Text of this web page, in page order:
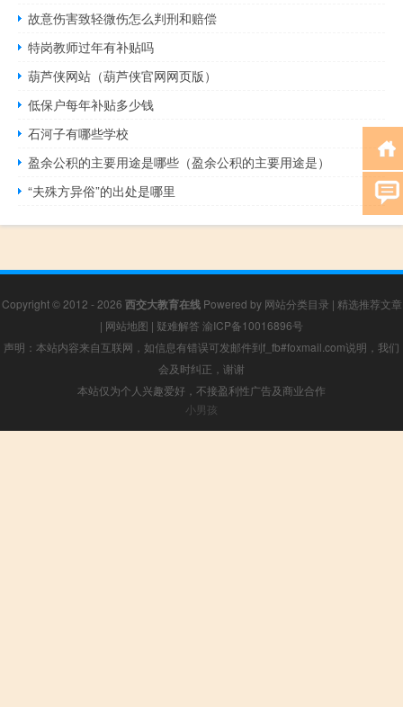
故意伤害致轻微伤怎么判刑和赔偿
特岗教师过年有补贴吗
葫芦侠网站（葫芦侠官网网页版）
低保户每年补贴多少钱
石河子有哪些学校
盈余公积的主要用途是哪些（盈余公积的主要用途是）
“夫殊方异俗”的出处是哪里
Copyright © 2012 - 2026 西交大教育在线Powered by 网站分类目录 | 精选推荐文章
| 网站地图 | 疑难解答 渝ICP备10016896号
声明：本站内容来自互联网，如信息有错误可发邮件到f_fb#foxmail.com说明，我们
会及时纠正，谢谢
本站仅为个人兴趣爱好，不接盈利性广告及商业合作
小男孩